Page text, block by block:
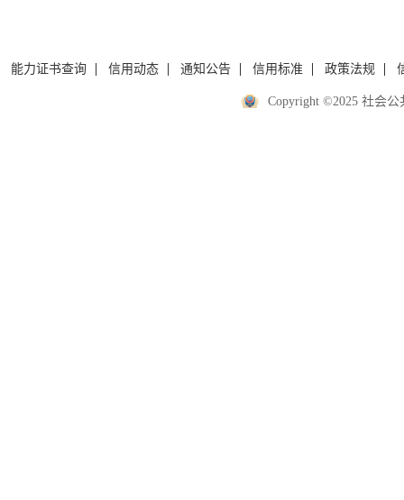
能力证书查询 信用动态 通知公告 信用标准 政策法规
Copyright ©2025 社会